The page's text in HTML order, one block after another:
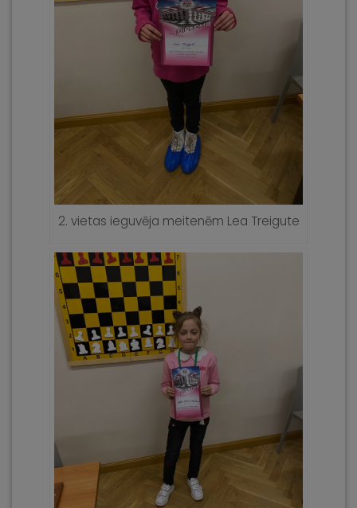
2. vietas ieguvēja meitenēm Lea Treigute